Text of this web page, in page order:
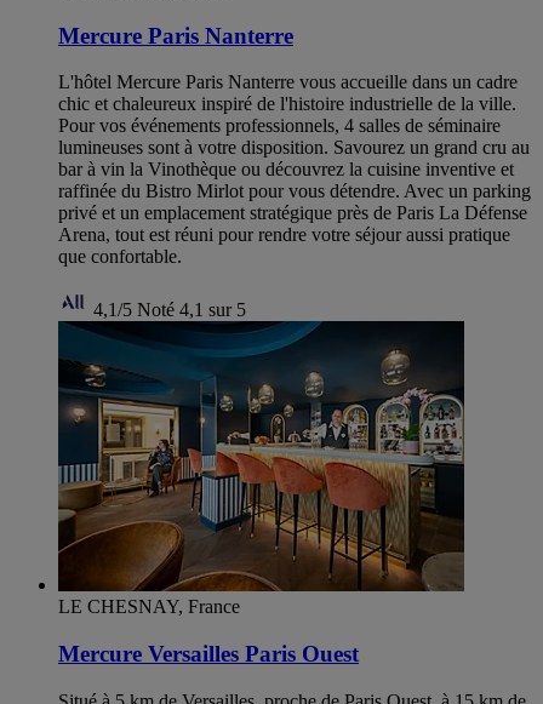
Mercure Paris Nanterre
L'hôtel Mercure Paris Nanterre vous accueille dans un cadre
chic et chaleureux inspiré de l'histoire industrielle de la ville.
Pour vos événements professionnels, 4 salles de séminaire
lumineuses sont à votre disposition. Savourez un grand cru au
bar à vin la Vinothèque ou découvrez la cuisine inventive et
raffinée du Bistro Mirlot pour vous détendre. Avec un parking
privé et un emplacement stratégique près de Paris La Défense
Arena, tout est réuni pour rendre votre séjour aussi pratique
que confortable.
4,1/5 Noté 4,1 sur 5
LE CHESNAY, France
Mercure Versailles Paris Ouest